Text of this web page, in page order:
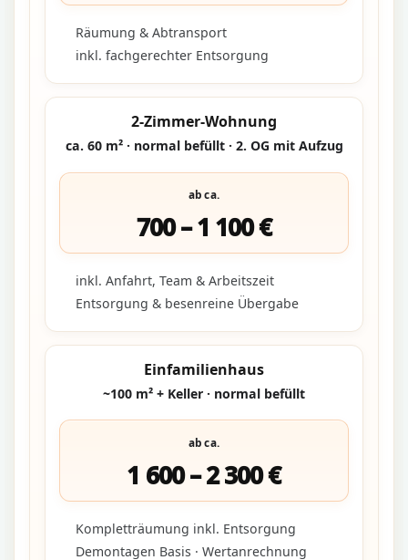
Räumung & Abtransport
inkl. fachgerechter Entsorgung
2-Zimmer-Wohnung
ca. 60 m² · normal befüllt · 2. OG mit Aufzug
ab ca.
700 – 1 100 €
inkl. Anfahrt, Team & Arbeitszeit
Entsorgung & besenreine Übergabe
Einfamilienhaus
~100 m² + Keller · normal befüllt
ab ca.
1 600 – 2 300 €
Kompletträumung inkl. Entsorgung
Demontagen Basis · Wertanrechnung